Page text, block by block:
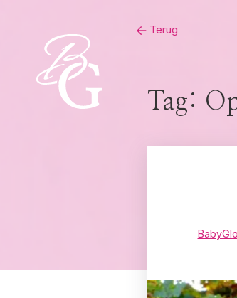
Terug
Tag: